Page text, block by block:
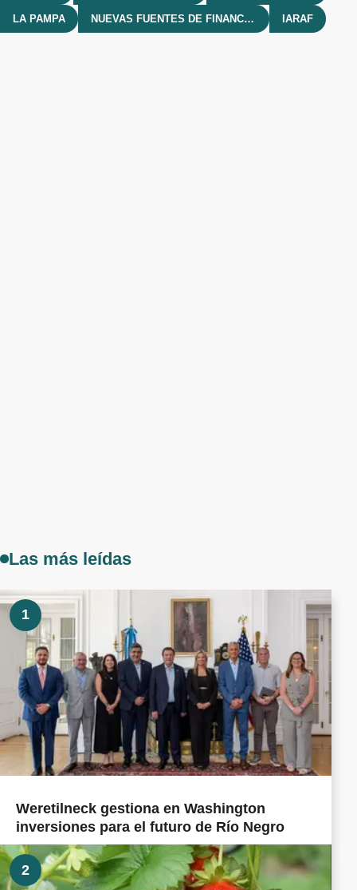
LA PAMPA NUEVAS FUENTES DE FINANCIAMIENTO IARAF
Las más leídas
1
Weretilneck gestiona en Washington
inversiones para el futuro de Río Negro
2